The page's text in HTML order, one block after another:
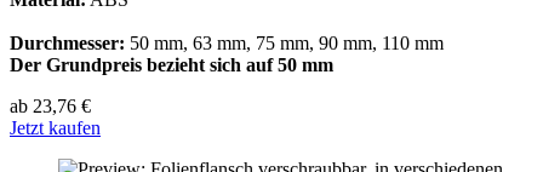
Durchmesser: 50 mm, 63 mm, 75 mm, 90 mm, 110 mm
Der Grundpreis bezieht sich auf 50 mm
ab 23,76 €
Jetzt kaufen